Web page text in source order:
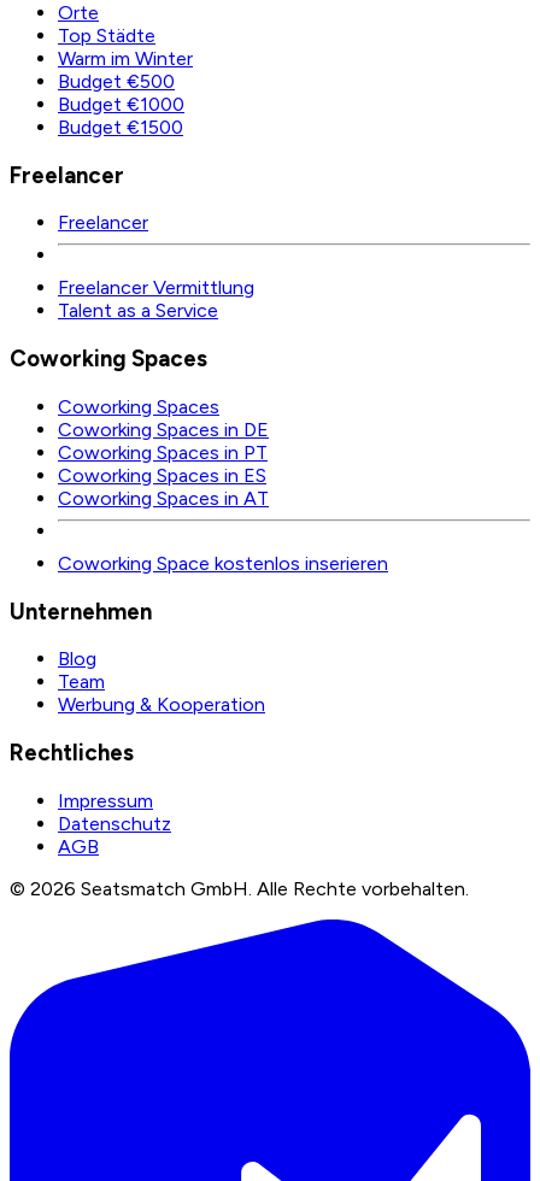
Orte
Top Städte
Warm im Winter
Budget €500
Budget €1000
Budget €1500
Freelancer
Freelancer
Freelancer Vermittlung
Talent as a Service
Coworking Spaces
Coworking Spaces
Coworking Spaces in DE
Coworking Spaces in PT
Coworking Spaces in ES
Coworking Spaces in AT
Coworking Space kostenlos inserieren
Unternehmen
Blog
Team
Werbung & Kooperation
Rechtliches
Impressum
Datenschutz
AGB
© 2026 Seatsmatch GmbH. Alle Rechte vorbehalten.